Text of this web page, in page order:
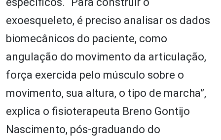
exoesqueleto, é preciso analisar os dados
biomecânicos do paciente, como
angulação do movimento da articulação,
força exercida pelo músculo sobre o
movimento, sua altura, o tipo de marcha”,
explica o fisioterapeuta Breno Gontijo
Nascimento, pós-graduando do